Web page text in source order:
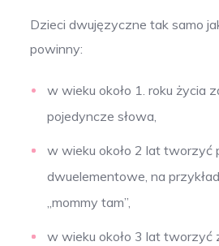
Dzieci dwujęzyczne tak samo
powinny:
w wieku około 1. roku życia
pojedyncze słowa,
w wieku około 2 lat tworzyć
dwuelementowe, na
,,mommy tam”,
w wieku około 3 lat tworzyć